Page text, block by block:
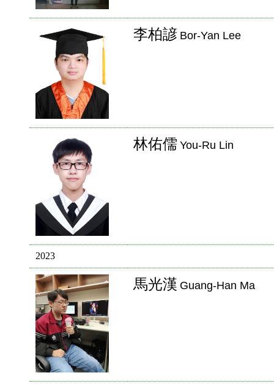
李柏諺 Bor-Yan Lee
林佑儒 You-Ru Lin
2023
馬光漢 Guang-Han Ma